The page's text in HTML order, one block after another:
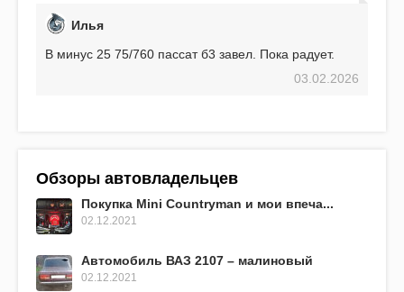
Илья
В минус 25 75/760 пассат б3 завел. Пока радует.
03.02.2026
Обзоры автовладельцев
Покупка Mini Countryman и мои впеча...
02.12.2021
Автомобиль ВАЗ 2107 – малиновый
02.12.2021